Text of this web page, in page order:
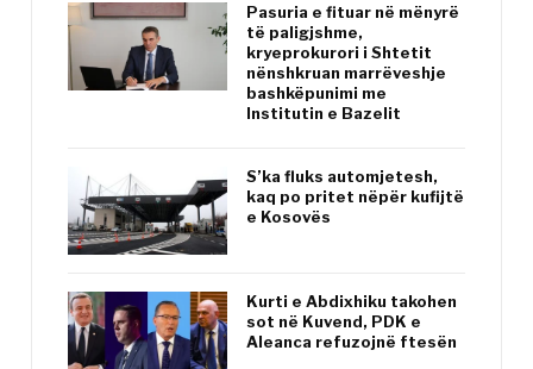
Pasuria e fituar në mënyrë
të paligjshme,
kryeprokurori i Shtetit
nënshkruan marrëveshje
bashkëpunimi me
Institutin e Bazelit
S’ka fluks automjetesh,
kaq po pritet nëpër kufijtë
e Kosovës
Kurti e Abdixhiku takohen
sot në Kuvend, PDK e
Aleanca refuzojnë ftesën